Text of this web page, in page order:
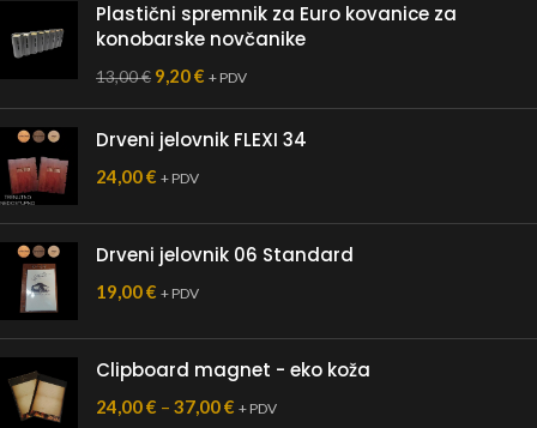
Plastični spremnik za Euro kovanice za
konobarske novčanike
13,00€ 9,20€ + PDV
Drveni jelovnik FLEXI 34
24,00€ + PDV
Drveni jelovnik 06 Standard
19,00€ + PDV
Clipboard magnet - eko koža
24,00€ – 37,00€ + PDV